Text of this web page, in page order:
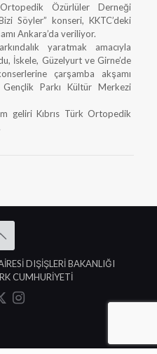
Özürlüler Derneği
Söyler” konseri, KKTC’deki
Ankara’da veriliyor.
yaratmak amacıyla
İskele, Güzelyurt ve Girne’de
çarşamba akşamı
Parkı Kültür Merkezi
geliri Kıbrıs Türk Ortopedik
DIŞİŞLERİ BAKANLIĞI
CUMHURİYETİ